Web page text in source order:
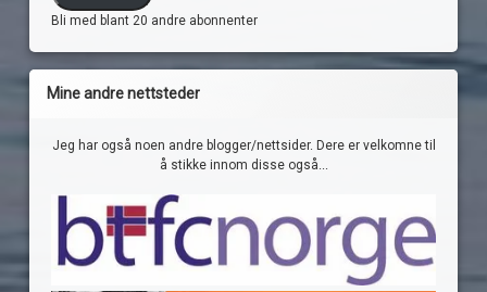
Bli med blant 20 andre abonnenter
Mine andre nettsteder
Jeg har også noen andre blogger/nettsider. Dere er velkomne til
å stikke innom disse også...